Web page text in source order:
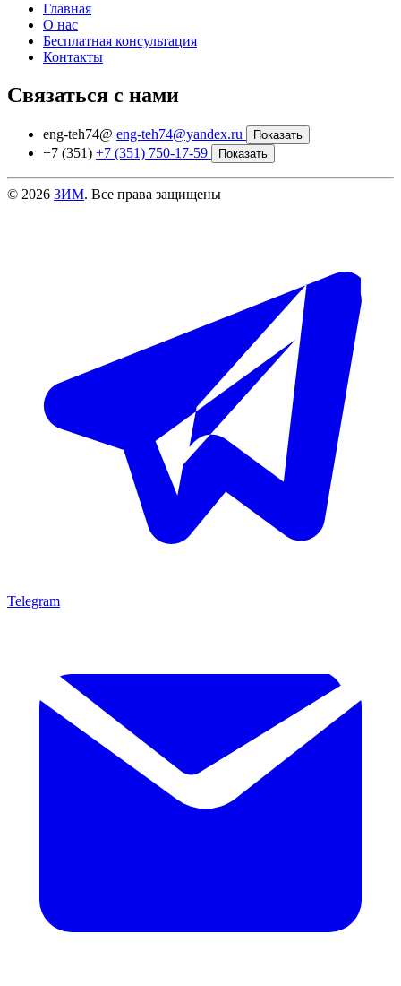
Главная
О нас
Бесплатная консультация
Контакты
Связаться с нами
eng-teh74@ eng-teh74@yandex.ru Показать
+7 (351) +7 (351) 750-17-59 Показать
© 2026 ЗИМ. Все права защищены
Telegram